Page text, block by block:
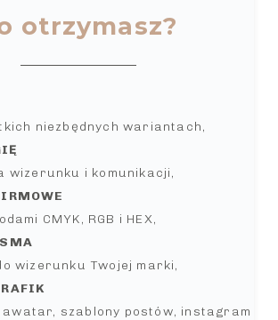
otrzymasz?
niezbędnych wariantach,
wizerunku i komunikacji,
CMYK, RGB i HEX,
wizerunku Twojej marki,
awatar, szablony postów, instagram